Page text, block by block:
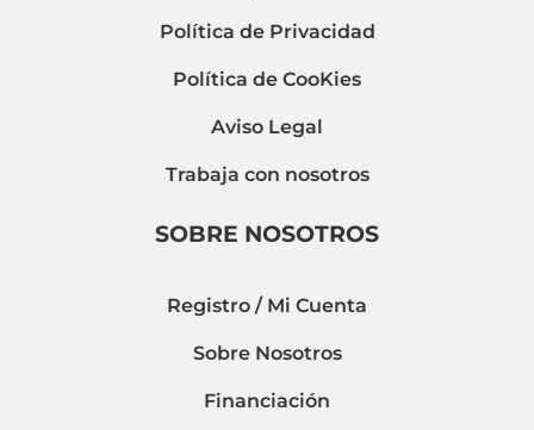
Política de Privacidad
Política de CooKies
Aviso Legal
Trabaja con nosotros
SOBRE NOSOTROS
Registro / Mi Cuenta
Sobre Nosotros
Financiación